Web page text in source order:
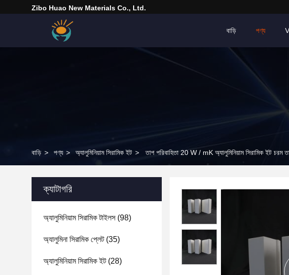
Zibo Huao New Materials Co., Ltd.
বাড়ি পণ্য
বাড়ি > পণ্য > অ্যালুমিনিয়াম সিরামিক ইট > তাপ পরিবাহিতা 20 W / mK অ্যালুমিনিয়াম সিরামিক ইট চরম
ক্যাটাগরি
অ্যালুমিনিয়াম সিরামিক টাইলস(98)
অ্যালুমিনা সিরামিক প্লেট(35)
অ্যালুমিনিয়াম সিরামিক ইট(28)